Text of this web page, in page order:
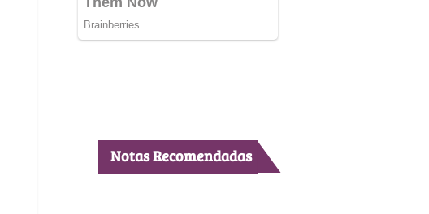
Notas Recomendadas